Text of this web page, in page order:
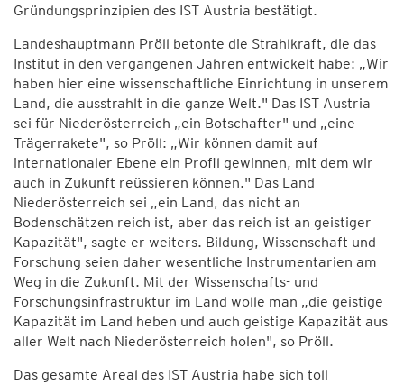
Gründungsprinzipien des IST Austria bestätigt.
Landeshauptmann Pröll betonte die Strahlkraft, die das
Institut in den vergangenen Jahren entwickelt habe: „Wir
haben hier eine wissenschaftliche Einrichtung in unserem
Land, die ausstrahlt in die ganze Welt." Das IST Austria
sei für Niederösterreich „ein Botschafter" und „eine
Trägerrakete", so Pröll: „Wir können damit auf
internationaler Ebene ein Profil gewinnen, mit dem wir
auch in Zukunft reüssieren können." Das Land
Niederösterreich sei „ein Land, das nicht an
Bodenschätzen reich ist, aber das reich ist an geistiger
Kapazität", sagte er weiters. Bildung, Wissenschaft und
Forschung seien daher wesentliche Instrumentarien am
Weg in die Zukunft. Mit der Wissenschafts- und
Forschungsinfrastruktur im Land wolle man „die geistige
Kapazität im Land heben und auch geistige Kapazität aus
aller Welt nach Niederösterreich holen", so Pröll.
Das gesamte Areal des IST Austria habe sich toll